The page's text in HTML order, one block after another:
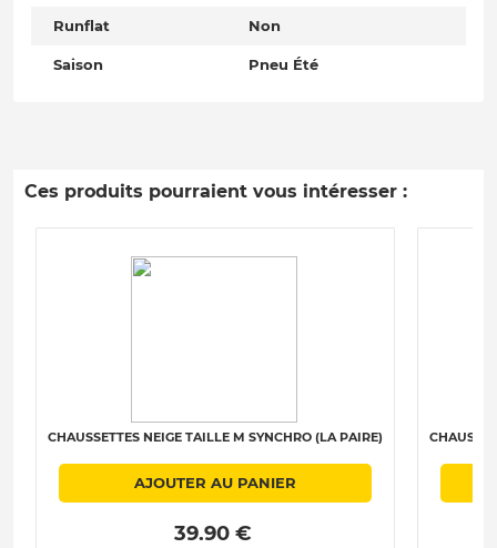
Runflat Non
Saison Pneu Été
Ces produits pourraient vous intéresser :
CHAUSSETTES NEIGE TAILLE M SYNCHRO (LA PAIRE)
AJOUTER AU PANIER
39.90 €